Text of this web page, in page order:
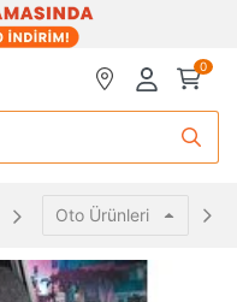
0
Oto Ürünleri